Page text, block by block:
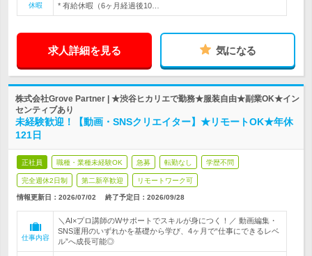
休暇
* 有給休暇（6ヶ月経過後10…
求人詳細を見る 気になる
株式会社Grove Partner | ★渋谷ヒカリエで勤務★服装自由★副業OK★イン
センティブあり
未経験歓迎！【動画・SNSクリエイター】★リモートOK★年休
121日
正社員 職種・業種未経験OK 急募 転勤なし 学歴不問
完全週休2日制 第二新卒歓迎 リモートワーク可
情報更新日：2026/07/02 終了予定日： 2026/09/28
仕事内容
＼AI×プロ講師のWサポートでスキルが身につく！／ 動画編集・
SNS運用のいずれかを基礎から学び、4ヶ月で“仕事にできるレベ
ル”へ成長可能◎